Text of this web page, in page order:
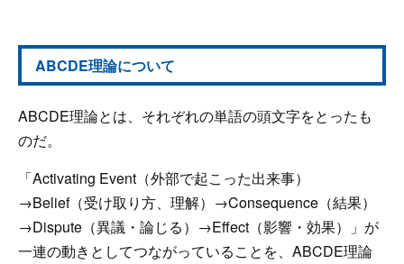
ABCDE理論について
ABCDE理論とは、それぞれの単語の頭文字をとったも
のだ。
「Activating Event（外部で起こった出来事）
→Belief（受け取り方、理解）→Consequence（結果）
→Dispute（異議・論じる）→Effect（影響・効果）」が
一連の動きとしてつながっていることを、ABCDE理論